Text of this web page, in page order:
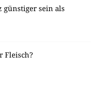
günstiger sein als
Fleisch?